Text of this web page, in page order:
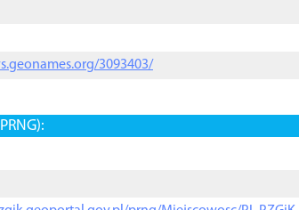
3093403/